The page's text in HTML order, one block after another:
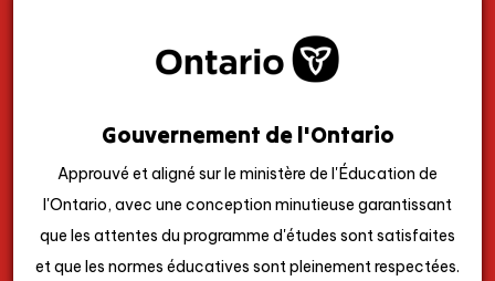
Gouvernement de l'Ontario
Approuvé et aligné sur le ministère de l'Éducation de
l'Ontario, avec une conception minutieuse garantissant
que les attentes du programme d'études sont satisfaites
et que les normes éducatives sont pleinement respectées.